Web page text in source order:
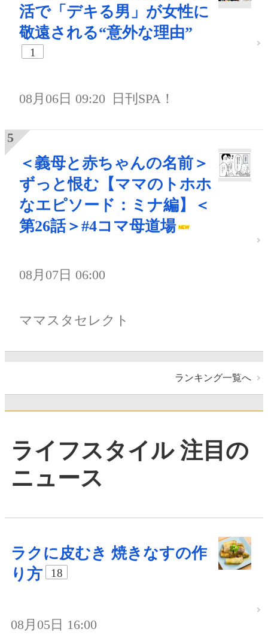
活で「デキる男」が女性に
敬遠される“意外な理由”
1
08月06日 09:20 日刊SPA！
＜義母と赤ちゃんの名前＞
ずっと恨む【ママのトホホ
なエピソード：ミナ編】＜
第26話＞#4コマ母道場
08月07日 06:00
ママスタセレクト
ランキング一覧へ
ライフスタイル 注目の
ニュース
ラクに皮むき 焼きなすの作
り方
18
08月05日 16:00